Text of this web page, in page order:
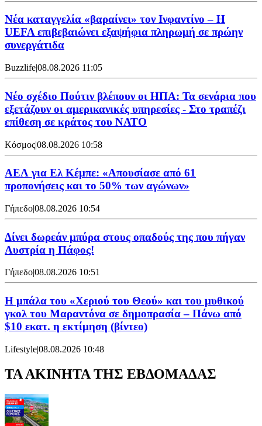
Νέα καταγγελία «βαραίνει» τον Ινφαντίνο – Η
UEFA επιβεβαιώνει εξαψήφια πληρωμή σε πρώην
συνεργάτιδα
Buzzlife|08.08.2026 11:05
Νέο σχέδιο Πούτιν βλέπουν οι ΗΠΑ: Τα σενάρια που
εξετάζουν οι αμερικανικές υπηρεσίες - Στο τραπέζι
επίθεση σε κράτος του ΝΑΤΟ
Κόσμος|08.08.2026 10:58
ΑΕΛ για Ελ Κέμπε: «Απουσίασε από 61
προπονήσεις και το 50% των αγώνων»
Γήπεδο|08.08.2026 10:54
Δίνει δωρεάν μπύρα στους οπαδούς της που πήγαν
Αυστρία η Πάφος!
Γήπεδο|08.08.2026 10:51
Η μπάλα του «Χεριού του Θεού» και του μυθικού
γκολ του Μαραντόνα σε δημοπρασία – Πάνω από
$10 εκατ. η εκτίμηση (βίντεο)
Lifestyle|08.08.2026 10:48
ΤΑ ΑΚΙΝΗΤΑ ΤΗΣ ΕΒΔΟΜΑΔΑΣ